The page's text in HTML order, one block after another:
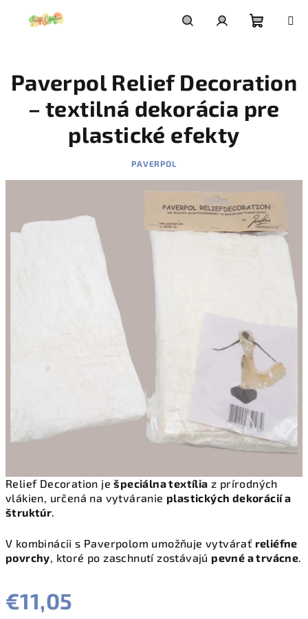
košík
Relief Decoration ješpeciálna textília z prírodných
vlákien, určená na vytváranie plastických dekorácií a
štruktúr.
V kombinácii s Paverpolom umožňuje vytvárať reliéfne
povrchy, ktoré po zaschnutí zostávajú pevné a trvácne.
€11,05
Paverpol Relief Decoration
– textilná dekorácia pre
plastické efekty
PAVERPOL